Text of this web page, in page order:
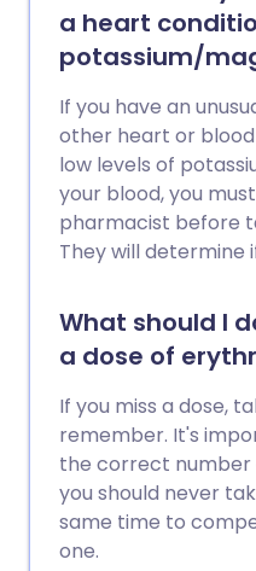
a heart
potassium/
If you have an
other heart or
low levels of
your blood, you
pharmacist before
They will determine
What should I
a dose of
If you miss a dose,
remember. It's
the correct number
you should never
same time to
one.